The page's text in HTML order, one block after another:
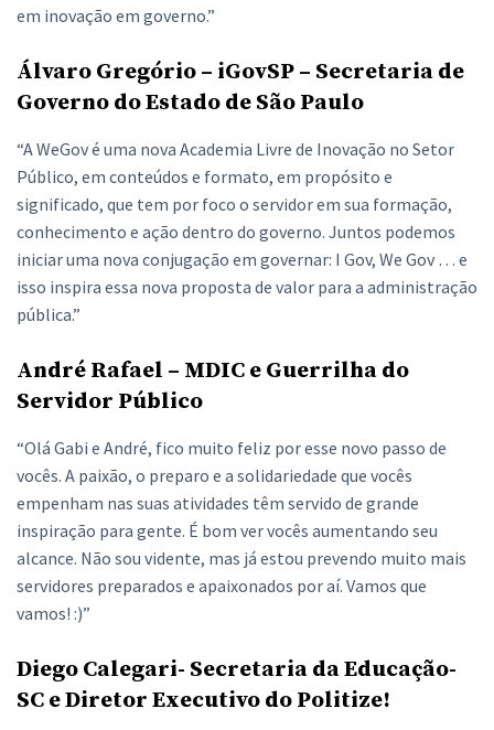
em inovação em governo.”
Álvaro Gregório – iGovSP – Secretaria de
Governo do Estado de São Paulo
“A WeGov é uma nova Academia Livre de Inovação no Setor
Público, em conteúdos e formato, em propósito e
significado, que tem por foco o servidor em sua formação,
conhecimento e ação dentro do governo. Juntos podemos
iniciar uma nova conjugação em governar: I Gov, We Gov … e
isso inspira essa nova proposta de valor para a administração
pública.”
André Rafael – MDIC e Guerrilha do
Servidor Público
“Olá Gabi e André, fico muito feliz por esse novo passo de
vocês. A paixão, o preparo e a solidariedade que vocês
empenham nas suas atividades têm servido de grande
inspiração para gente. É bom ver vocês aumentando seu
alcance. Não sou vidente, mas já estou prevendo muito mais
servidores preparados e apaixonados por aí. Vamos que
vamos! :)”
Diego Calegari- Secretaria da Educação-
SC e Diretor Executivo do Politize!